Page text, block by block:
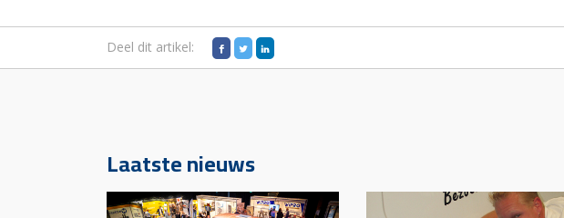
Deel dit artikel:
Laatste nieuws